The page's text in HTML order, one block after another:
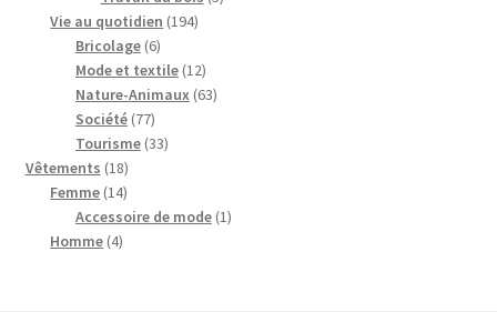
Vie au quotidien 194194
Bricolage 66
produits
Mode et textile 1212
produits
Nature-Animaux 6363
Société 7777
produits
Tourisme 3333
Vêtements 1818
produits
Femme 1414
produits
Accessoire de mode 11
Homme 44